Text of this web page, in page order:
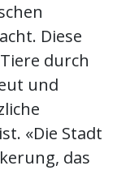
Diese
durch
und
«Die Stadt
das